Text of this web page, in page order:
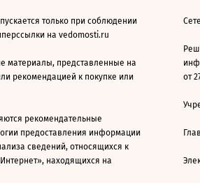
только при соблюдении
на vedomosti.ru
материалы, представленные на
рекомендацией к покупке или
рекомендательные
предоставления информации
сведений, относящихся к
находящихся на
от